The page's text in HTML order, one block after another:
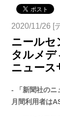
2020/11/26 [
ニールセ
タルメデ
ニュース
- 「新聞社の
月間利用者は